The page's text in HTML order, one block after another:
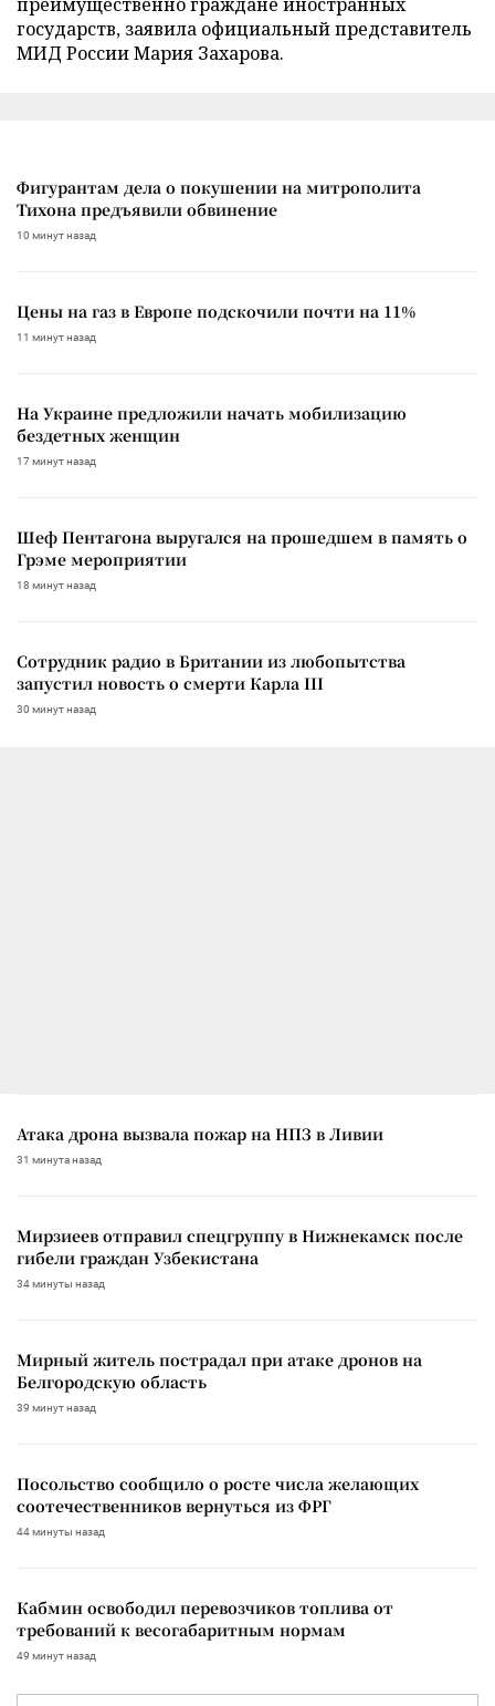
государств, заявила официальный представитель
МИД России Мария Захарова.
Фигурантам дела о покушении на митрополита
Тихона предъявили обвинение
10 минут назад
Цены на газ в Европе подскочили почти на 11%
11 минут назад
На Украине предложили начать мобилизацию
бездетных женщин
17 минут назад
Шеф Пентагона выругался на прошедшем в память о
Грэме мероприятии
18 минут назад
Сотрудник радио в Британии из любопытства
запустил новость о смерти Карла III
30 минут назад
Атака дрона вызвала пожар на НПЗ в Ливии
31 минута назад
Мирзиеев отправил спецгруппу в Нижнекамск после
гибели граждан Узбекистана
34 минуты назад
Мирный житель пострадал при атаке дронов на
Белгородскую область
39 минут назад
Посольство сообщило о росте числа желающих
соотечественников вернуться из ФРГ
44 минуты назад
Кабмин освободил перевозчиков топлива от
требований к весогабаритным нормам
49 минут назад